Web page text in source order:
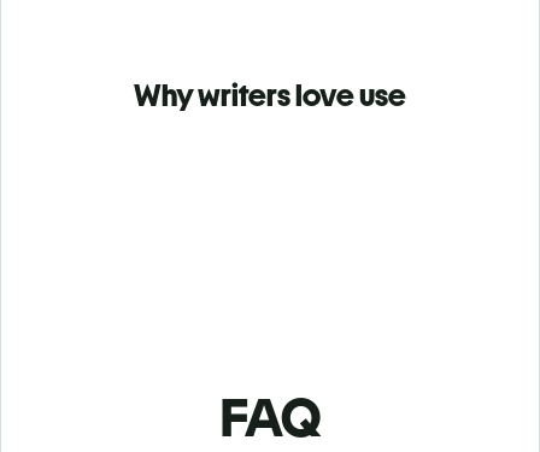
Why writers love use
FAQ